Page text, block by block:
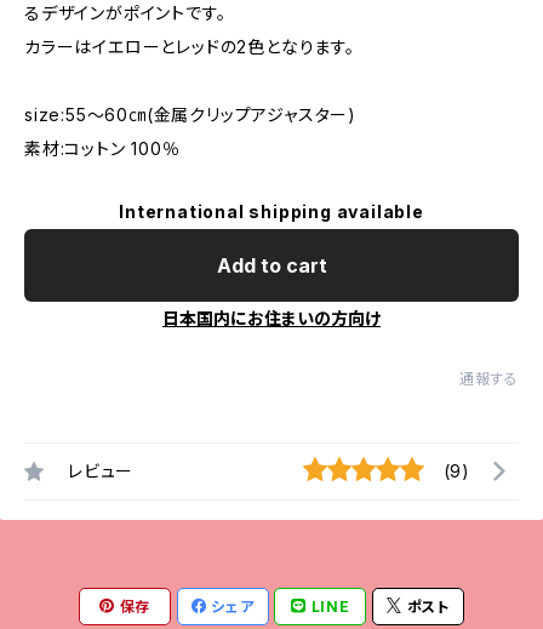
るデザインがポイントです。
カラーはイエローとレッドの2色となります。
size:55～60㎝(金属クリップアジャスター)
素材:コットン 100％
International shipping available
Add to cart
日本国内にお住まいの方向け
通報する
レビュー (9)
保存 シェア LINE ポスト